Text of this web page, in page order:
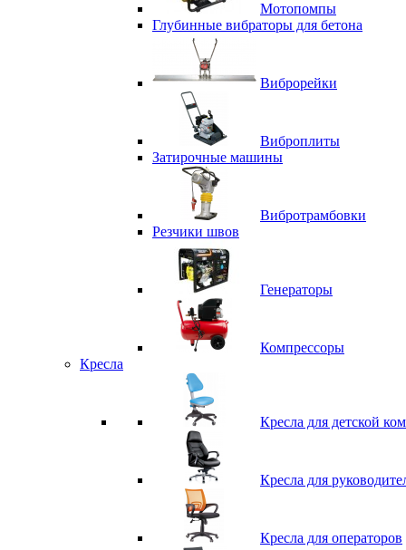
Мотопомпы
Глубинные вибраторы для бетона
Виброрейки
Виброплиты
Затирочные машины
Вибротрамбовки
Резчики швов
Генераторы
Компрессоры
Кресла
Кресла для детской
Кресла для
Кресла для операторов